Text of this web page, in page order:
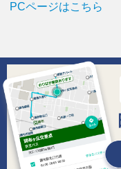
PCページはこちら